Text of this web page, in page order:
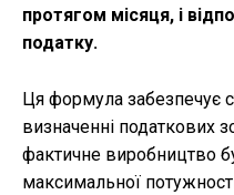
протягом місяця, і
податку.
Ця формула забезпечує
визначенні податкових
фактичне виробництво
максимальної